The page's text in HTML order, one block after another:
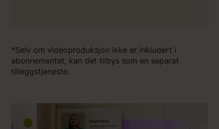
*Selv om videoproduksjon ikke er inkludert i
abonnementet, kan det tilbys som en separat
tilleggstjeneste.